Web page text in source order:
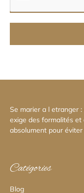
Se marier a l etranger
exige des formalités
absolument pour
Catégories
Blog